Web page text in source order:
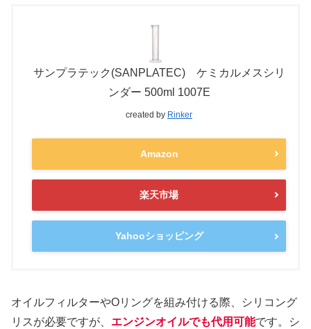
サンプラテック(SANPLATEC) ケミカルメスシリ
ンダー 500ml 1007E
created by Rinker
Amazon
楽天市場
Yahooショッピング
オイルフィルターやOリングを組み付ける際、シリコング
リスが必要ですが、 エンジンオイルでも代用可能です。シ